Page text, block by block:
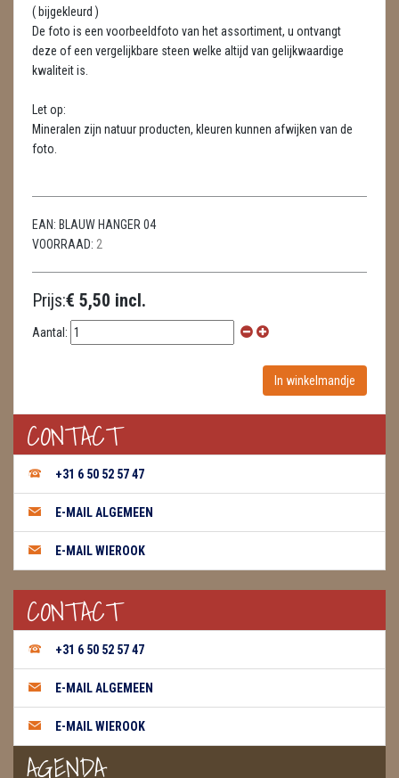
MASSAGE
METEORIETEN
RUWE STENEN
TELEFOON KOORDEN
THEELICHTEN
ZAKJES WATER ELIXERS
( bijgekleurd )
De foto is een voorbeeldfoto van het assortiment, u ontvangt
deze of een vergelijkbare steen welke altijd van gelijkwaardige
kwaliteit is.
Let op:
Mineralen zijn natuur producten, kleuren kunnen afwijken van de
foto.
EAN: BLAUW HANGER 04
VOORRAAD: 2
Prijs:€ 5,50 incl.
Aantal:
CONTACT
+31 6 50 52 57 47
E-MAIL ALGEMEEN
E-MAIL WIEROOK
CONTACT
+31 6 50 52 57 47
E-MAIL ALGEMEEN
E-MAIL WIEROOK
AGENDA